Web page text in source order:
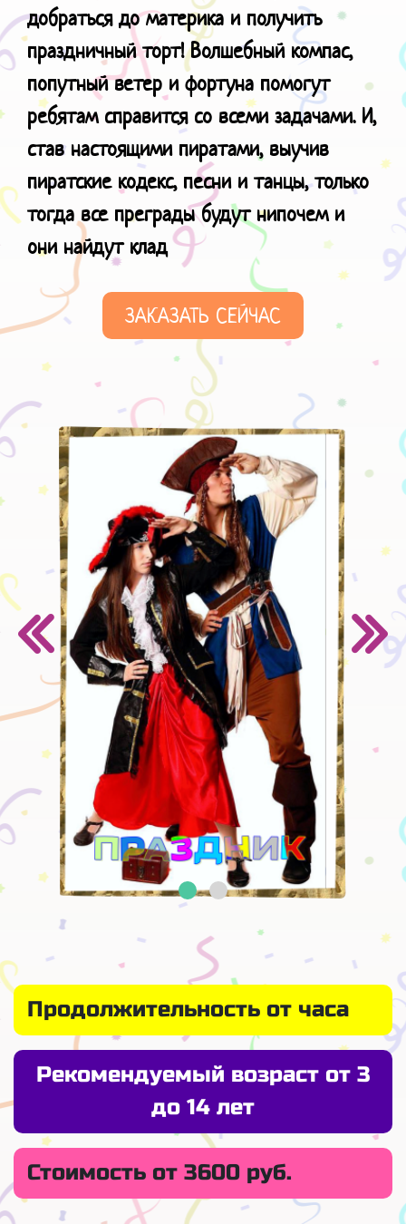
добраться до материка и получить
праздничный торт! Волшебный компас,
попутный ветер и фортуна помогут
ребятам справится со всеми задачами. И,
став настоящими пиратами, выучив
пиратские кодекс, песни и танцы, только
тогда все преграды будут нипочем и
они найдут клад
ЗАКАЗАТЬ СЕЙЧАС
Продолжительность от часа
Рекомендуемый возраст от 3
до 14 лет
Стоимость от 3600 руб.